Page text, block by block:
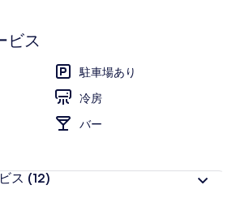
ビス
駐車場あり
冷房
バー
ス (12)